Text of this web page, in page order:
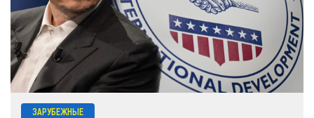
ЗАРУБЕЖНЫЕ